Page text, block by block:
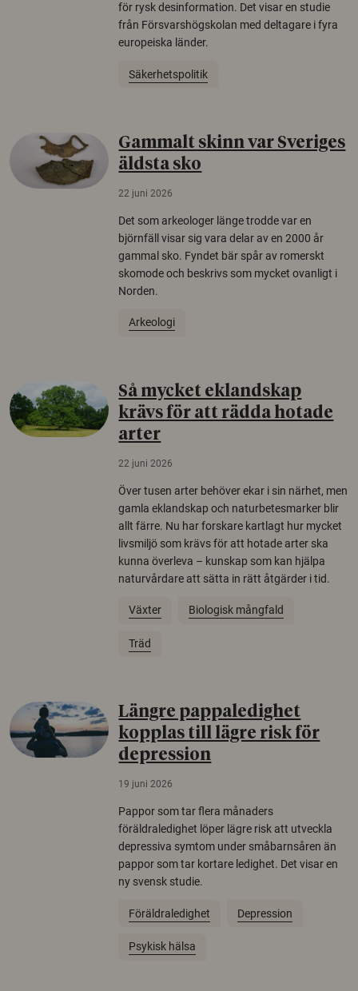
för rysk desinformation. Det visar en studie
från Försvarshögskolan med deltagare i fyra
europeiska länder.
Säkerhetspolitik
Gammalt skinn var Sveriges
äldsta sko
22 juni 2026
Det som arkeologer länge trodde var en
björnfäll visar sig vara delar av en 2000 år
gammal sko. Fyndet bär spår av romerskt
skomode och beskrivs som mycket ovanligt i
Norden.
Arkeologi
Så mycket eklandskap
krävs för att rädda hotade
arter
22 juni 2026
Över tusen arter behöver ekar i sin närhet, men
gamla eklandskap och naturbetesmarker blir
allt färre. Nu har forskare kartlagt hur mycket
livsmiljö som krävs för att hotade arter ska
kunna överleva – kunskap som kan hjälpa
naturvårdare att sätta in rätt åtgärder i tid.
Växter Biologisk mångfald
Träd
Längre pappaledighet
kopplas till lägre risk för
depression
19 juni 2026
Pappor som tar flera månaders
föräldraledighet löper lägre risk att utveckla
depressiva symtom under småbarnsåren än
pappor som tar kortare ledighet. Det visar en
ny svensk studie.
Föräldraledighet Depression
Psykisk hälsa